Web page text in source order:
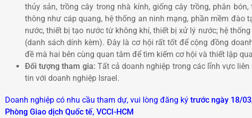
thủy sản, trồng cây trong nhà kính, giống cây trồng, phân
thông như cáp quang, hệ thống an ninh mạng, phần mềm đào
nước, thiết bị tạo nước từ không khí, thiết bị xử lý nước; hệ
(danh sách dính kèm). Đây là cơ hội rất tốt để cộng đồng
đề mà hai bên cùng quan tâm để tìm kiếm cơ hội và thiết lập
Đối tượng tham gia: Tất cả doanh nghiệp trong các lĩnh vực
tin với doanh nghiệp Israel.
Doanh nghiệp có nhu cầu tham dự, vui lòng đăng ký trước ngày 18/
Phòng Giao dịch Quốc tế, VCCI-HCM